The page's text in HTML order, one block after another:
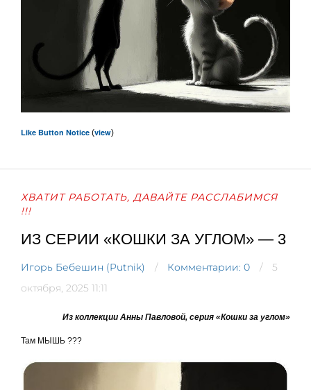
Like Button Notice (view)
ХВАТИТ РАБОТАТЬ, ДАВАЙТЕ РАССЛАБИМСЯ
!!!
ИЗ СЕРИИ «КОШКИ ЗА УГЛОМ» — 3
Игорь Бебешин (Putnik) Комментарии: 0
5
октября, 2025 11:11
Из коллекции Анны Павловой, серия «Кошки за углом»
Там МЫШЬ ???